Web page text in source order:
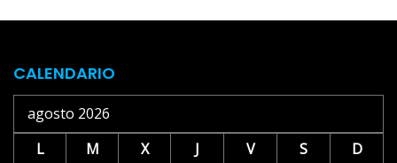
CALENDARIO
agosto 2026
L
M X J V S
D